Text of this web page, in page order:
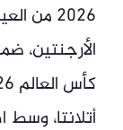
2026
أتلانتا،